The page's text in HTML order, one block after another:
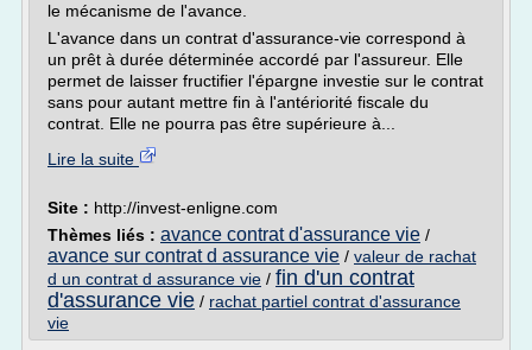
le mécanisme de l'avance.
L'avance dans un contrat d'assurance-vie correspond à
un prêt à durée déterminée accordé par l'assureur. Elle
permet de laisser fructifier l'épargne investie sur le contrat
sans pour autant mettre fin à l'antériorité fiscale du
contrat. Elle ne pourra pas être supérieure à...
Lire la suite
Site : http://invest-enligne.com
Thèmes liés : avance contrat d'assurance vie /
avance sur contrat d assurance vie / valeur de rachat
d un contrat d assurance vie / fin d'un contrat
d'assurance vie / rachat partiel contrat d'assurance
vie